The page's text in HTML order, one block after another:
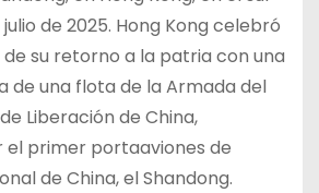
de 2025. Hong Kong celebró
su retorno a la patria con una
de una flota de la Armada del
Liberación de China,
primer portaaviones de
de China, el Shandong.